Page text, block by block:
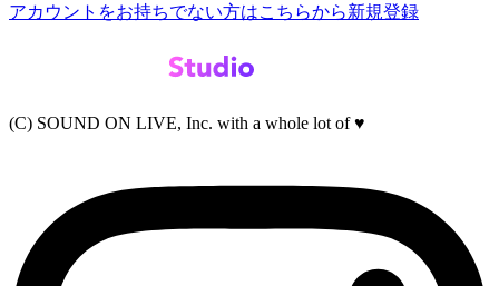
アカウントをお持ちでない方はこちらから新規登録
(C) SOUND ON LIVE, Inc. with a whole lot of ♥